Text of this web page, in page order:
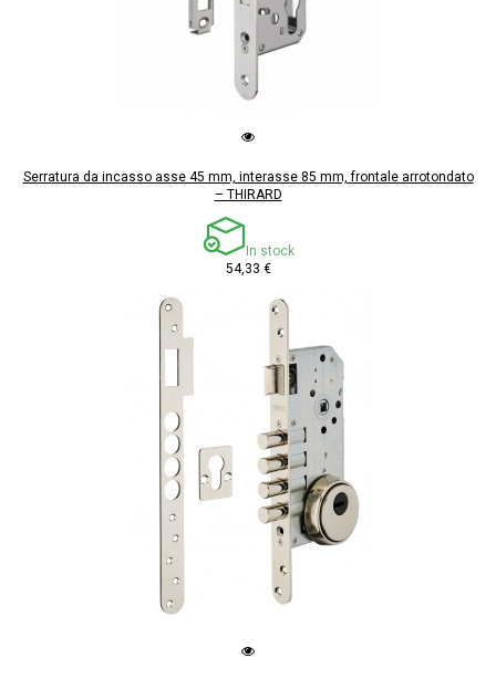
Serratura da incasso asse 45 mm, interasse 85 mm, frontale arrotondato
– THIRARD
In stock
54,33 €